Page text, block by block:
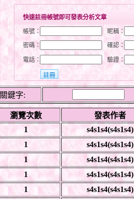
快速註冊帳號即可發表分析文章
帳號：
昵稱：
密碼：
確認：
電話： 驗證：
關鍵字:
瀏覽次數 發表作者
1 s4s1s4(s4s1s4)
1 s4s1s4(s4s1s4)
1 s4s1s4(s4s1s4)
1 s4s1s4(s4s1s4)
1 s4s1s4(s4s1s4)